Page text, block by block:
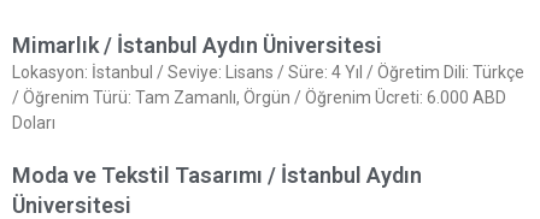
Mimarlık / İstanbul Aydın Üniversitesi
Lokasyon: İstanbul / Seviye: Lisans / Süre: 4 Yıl / Öğretim Dili: Türkçe
/ Öğrenim Türü: Tam Zamanlı, Örgün / Öğrenim Ücreti: 6.000 ABD
Doları
Moda ve Tekstil Tasarımı / İstanbul Aydın
Üniversitesi